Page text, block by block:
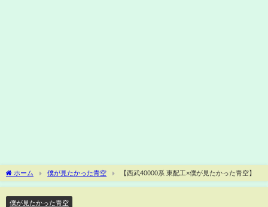
ホーム 僕が見たかった青空 【西武40000系 東配工×僕が見たかった青空】
僕が見たかった青空